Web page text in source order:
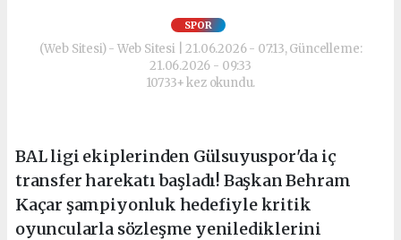
SPOR
(Web Sitesi) - Web Sitesi | 21.06.2026 - 07:13, Güncelleme:
21.06.2026 - 09:33
10733+ kez okundu.
BAL ligi ekiplerinden Gülsuyuspor'da iç
transfer harekatı başladı! Başkan Behram
Kaçar şampiyonluk hedefiyle kritik
oyuncularla sözleşme yenilediklerini